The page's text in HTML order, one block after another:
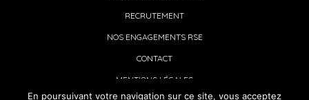
En poursuivant votre navigation sur ce site, vous acceptez
RECRUTEMENT
NOS ENGAGEMENTS RSE
CONTACT
MENTIONS LÉGALES